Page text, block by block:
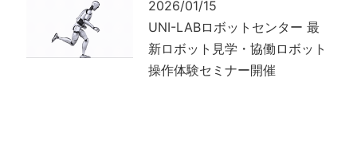
2026/01/15
UNI-LABロボットセンター 最
新ロボット見学・協働ロボット
操作体験セミナー開催